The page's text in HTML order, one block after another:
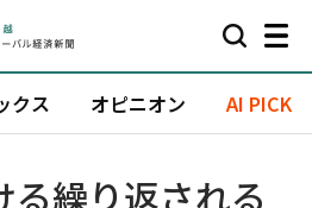
クス オピニオン AI PICK
る繰り返される